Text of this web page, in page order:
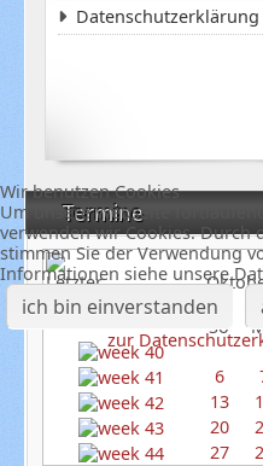
Termine
So
6
13
20
27
Datenschutzerklärung
Wir benutzen Cookies
Um unsere Webseite
verwenden wir Cookies. Durch
stimmen Sie der Verwendung
Informationen siehe unsere
ich bin einverstanden
zur